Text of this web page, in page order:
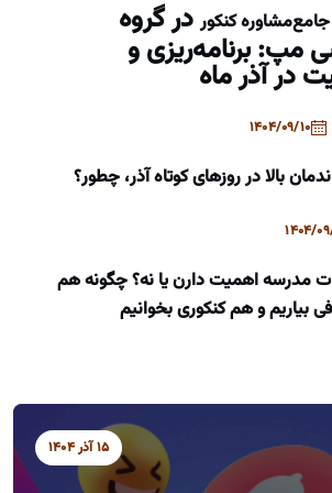
جامعمشاوره کنکوردر گروه
مپ: برنامه‌ریزی و
در آذر ماه
1404/09/10
بالا در روزهای کوتاه آذر، چطور؟
1404/
مدرسه اهمیت دارن یا نه؟ چگونه هم
بیاریم و هم کنکوری بخوانیم
15 آذر 1404